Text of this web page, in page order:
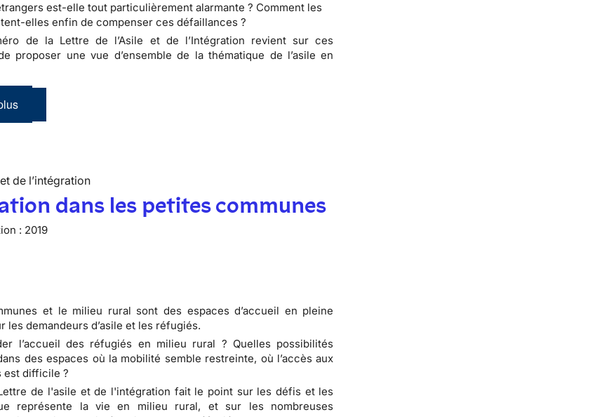
est-elle tout particulièrement alarmante ? Comment les
elles enfin de compenser ces défaillances ?
de la Lettre de l’Asile et de l’Intégration revient sur ces
proposer une vue d’ensemble de la thématique de l’asile en
de l’intégration
dans les petites communes
: 2019
et le milieu rural sont des espaces d’accueil en pleine
les demandeurs d’asile et les réfugiés.
l’accueil des réfugiés en milieu rural ? Quelles possibilités
des espaces où la mobilité semble restreinte, où l’accès aux
est difficile ?
de l'asile et de l'intégration fait le point sur les défis et les
représente la vie en milieu rural, et sur les nombreuses